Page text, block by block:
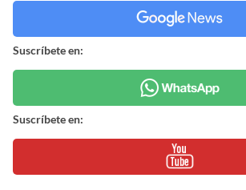
Suscríbete en:
Suscríbete en: